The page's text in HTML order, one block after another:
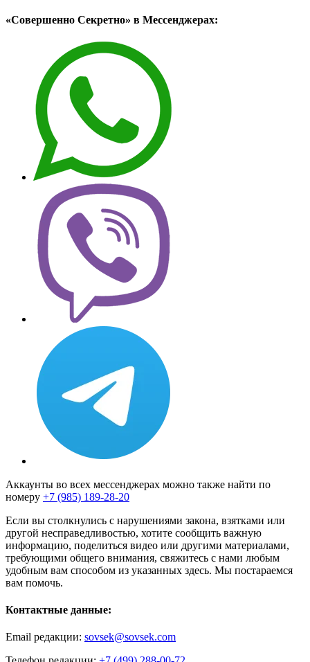
«Совершенно Секретно» в Мессенджерах:
Аккаунты во всех мессенджерах можно также найти по
номеру +7 (985) 189-28-20
Если вы столкнулись с нарушениями закона, взятками или
другой несправедливостью, хотите сообщить важную
информацию, поделиться видео или другими материалами,
требующими общего внимания, свяжитесь с нами любым
удобным вам способом из указанных здесь. Мы постараемся
вам помочь.
Контактные данные:
Email редакции: sovsek@sovsek.com